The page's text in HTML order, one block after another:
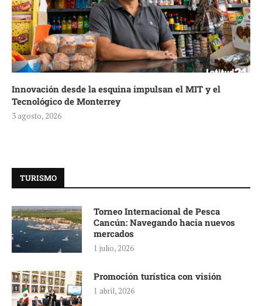
Innovación desde la esquina impulsan el MIT y el
Tecnológico de Monterrey
3 agosto, 2026
TURISMO
Torneo Internacional de Pesca
Cancún: Navegando hacia nuevos
mercados
1 julio, 2026
Promoción turística con visión
1 abril, 2026